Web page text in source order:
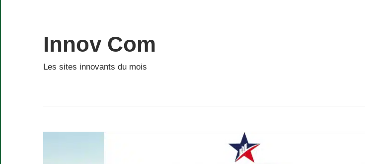
content
Innov Com
Les sites innovants du mois